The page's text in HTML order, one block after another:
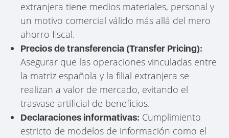
extranjera tiene medios materiales, personal y
un motivo comercial válido más allá del mero
ahorro fiscal.
Precios de transferencia (Transfer Pricing):
Asegurar que las operaciones vinculadas entre
la matriz española y la filial extranjera se
realizan a valor de mercado, evitando el
trasvase artificial de beneficios.
Declaraciones informativas: Cumplimiento
estricto de modelos de información como el